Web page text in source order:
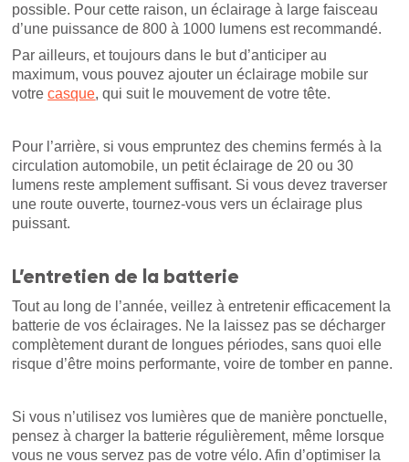
possible. Pour cette raison, un éclairage à large faisceau
d’une puissance de 800 à 1000 lumens est recommandé.
Par ailleurs, et toujours dans le but d’anticiper au
maximum, vous pouvez ajouter un éclairage mobile sur
votrecasque, qui suit le mouvement de votre tête.
Pour l’arrière, si vous empruntez des chemins fermés à la
circulation automobile, un petit éclairage de 20 ou 30
lumens reste amplement suffisant. Si vous devez traverser
une route ouverte, tournez-vous vers un éclairage plus
puissant.
L’entretien de la batterie
Tout au long de l’année, veillez à entretenir efficacement la
batterie de vos éclairages. Ne la laissez pas se décharger
complètement durant de longues périodes, sans quoi elle
risque d’être moins performante, voire de tomber en panne.
Si vous n’utilisez vos lumières que de manière ponctuelle,
pensez à charger la batterie régulièrement, même lorsque
vous ne vous servez pas de votre vélo. Afin d’optimiser la